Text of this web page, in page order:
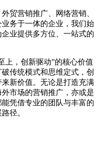
贸营销推广、网络营销、
务于一体的企业，我们始
业提供多方位、一站式的
上，创新驱动”的核心价值
传统模式和思维定式，创
新价值。无论是打造充满
市场的营销推广，亦或是
凭借专业的团队与丰富的
径。